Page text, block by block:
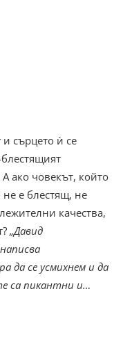
сърцето ѝ се
ако човекът, който
не е блестящ, не
качества,
„Давид
да се усмихнем и да
са пикантни и…